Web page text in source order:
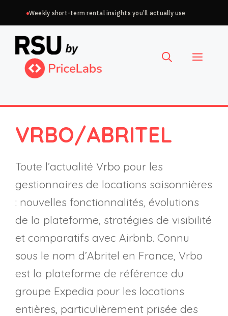
au
contenu
Weekly short-term rental insights you’ll actually use
Choisir
une
langue
Menu
VRBO/ABRITEL
Toute l’actualité Vrbo pour les
gestionnaires de locations saisonnières
: nouvelles fonctionnalités, évolutions
de la plateforme, stratégies de visibilité
et comparatifs avec Airbnb. Connu
sous le nom d’Abritel en France, Vrbo
est la plateforme de référence du
groupe Expedia pour les locations
entières, particulièrement prisée des